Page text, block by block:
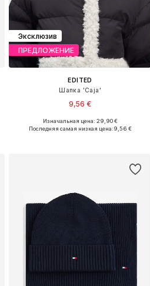
Эксклюзив
ПРЕДЛОЖЕНИЕ
EDITED
Шапка 'Caja'
9,56 €
Доступные размеры: 55-60
Изначальная цена: 29,90 €
Последняя самая низкая цена:9,56 €